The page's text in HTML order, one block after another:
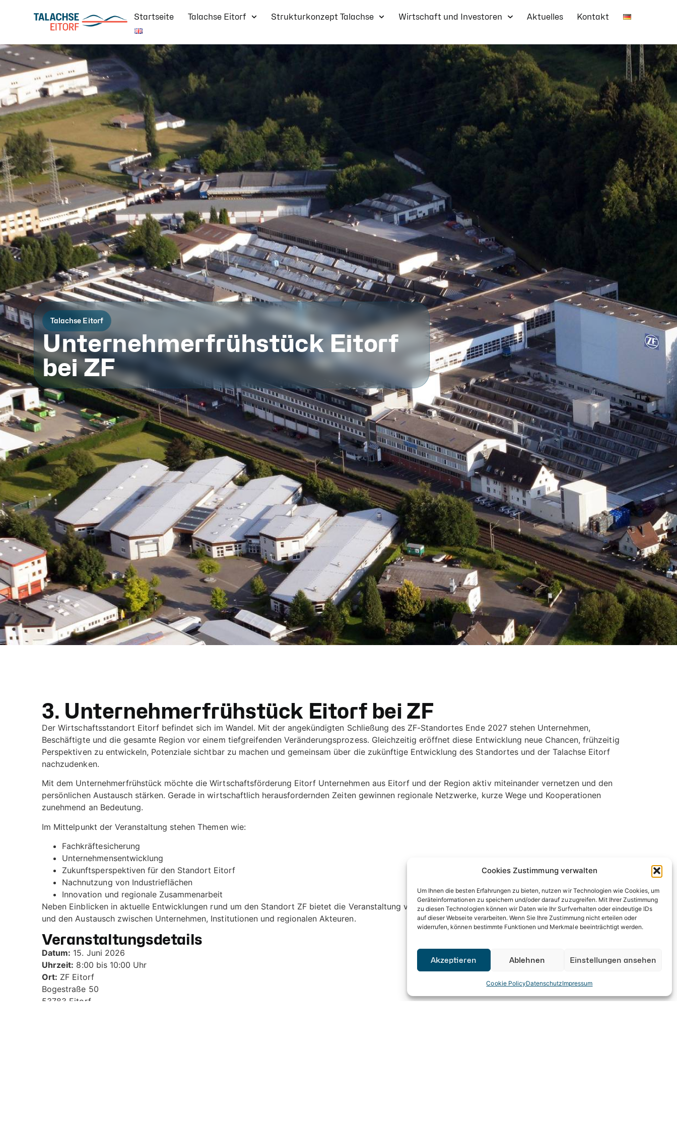
Cookies Zustimmung verwalten
Um Ihnen die besten Erfahrungen zu bieten, nutzen wir Technologien wie Cookies, um
Geräteinformationen zu speichern und/oder darauf zuzugreifen. Mit Ihrer Zustimmung
zu diesen Technologien können wir Daten wie Ihr Surfverhalten oder eindeutige IDs
auf dieser Webseite verarbeiten. Wenn Sie Ihre Zustimmung nicht erteilen oder
widerrufen, können bestimmte Funktionen und Merkmale beeinträchtigt werden.
Akzeptieren Ablehnen Einstellungen ansehen
Cookie PolicyDatenschutzImpressum
Startseite Talachse Eitorf Strukturkonzept Talachse Wirtschaft und Investoren Aktuelles Kontakt
Talachse Eitorf
Unternehmerfrühstück Eitorf
bei ZF
3. Unternehmerfrühstück Eitorf bei ZF
Der Wirtschaftsstandort Eitorf befindet sich im Wandel. Mit der angekündigten Schließung des ZF-Standortes Ende 2027 stehen Unternehmen,
Beschäftigte und die gesamte Region vor einem tiefgreifenden Veränderungsprozess. Gleichzeitig eröffnet diese Entwicklung neue Chancen, frühzeitig
Perspektiven zu entwickeln, Potenziale sichtbar zu machen und gemeinsam über die zukünftige Entwicklung des Standortes und der Talachse Eitorf
nachzudenken.
Mit dem Unternehmerfrühstück möchte die Wirtschaftsförderung Eitorf Unternehmen aus Eitorf und der Region aktiv miteinander vernetzen und den
persönlichen Austausch stärken. Gerade in wirtschaftlich herausfordernden Zeiten gewinnen regionale Netzwerke, kurze Wege und Kooperationen
zunehmend an Bedeutung.
Im Mittelpunkt der Veranstaltung stehen Themen wie:
Fachkräftesicherung
Unternehmensentwicklung
Zukunftsperspektiven für den Standort Eitorf
Nachnutzung von Industrieflächen
Innovation und regionale Zusammenarbeit
Neben Einblicken in aktuelle Entwicklungen rund um den Standort ZF bietet die Veranstaltung vor allem Raum für persönliche Gespräche, neue Kontakte
und den Austausch zwischen Unternehmen, Institutionen und regionalen Akteuren.
Veranstaltungsdetails
Datum: 15. Juni 2026
Uhrzeit: 8:00 bis 10:00 Uhr
Ort: ZF Eitorf
Bogestraße 50
53783 Eitorf